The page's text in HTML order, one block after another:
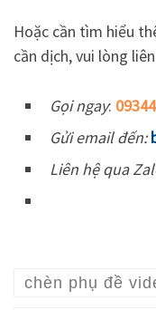
Hoặc cần tìm hiểu
cần dịch, vui lòng
Gọi ngay:
Gửi email đến:
Liên hệ qua
chèn phụ đề